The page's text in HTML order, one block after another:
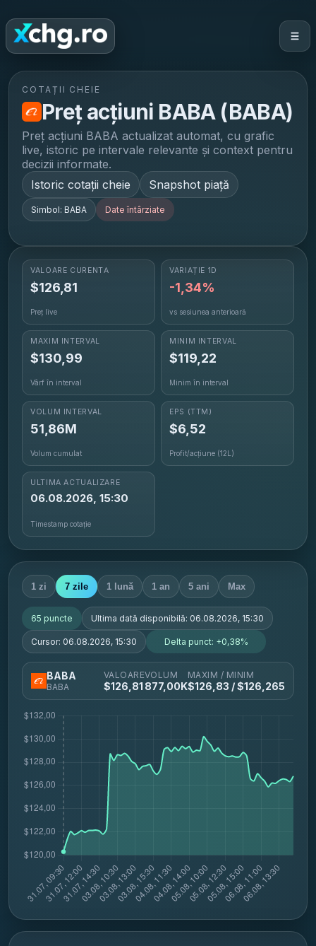
COTAȚII CHEIE
Preț acțiuni BABA(BABA)
Preț acțiuni BABA actualizat automat, cu grafic
live, istoric pe intervale relevante și context pentru
decizii informate.
Istoric cotații cheie
Snapshot piață
Simbol: BABA Date întârziate
VALOARE CURENTĂ
$126,81
Preț live
VARIAȚIE 1D
-1,34%
vs sesiunea anterioară
MAXIM INTERVAL
$130,99
Vârf în interval
MINIM INTERVAL
$119,22
Minim în interval
VOLUM INTERVAL
51,86M
Volum cumulat
EPS (TTM)
$6,52
Profit/acțiune (12L)
ULTIMA ACTUALIZARE
06.08.2026, 15:30
Timestamp cotație
1 zi 7 zile 1 lună 1 an 5 ani Max
65 puncte Ultima dată disponibilă: 06.08.2026, 15:30
Cursor: 06.08.2026, 15:30 Delta punct: +0,38%
BABA
BABA
VALOARE
$126,81
VOLUM
877,00K
MAXIM / MINIM
$126,83 / $126,265